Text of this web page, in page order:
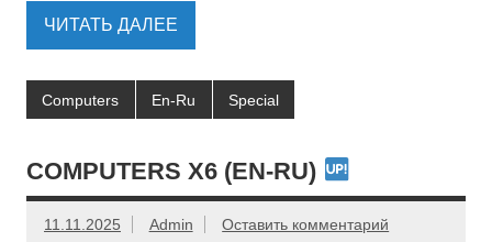
ЧИТАТЬ ДАЛЕЕ
Computers En-Ru Special
COMPUTERS X6 (EN-RU)
11.11.2025 Admin Оставить комментарий